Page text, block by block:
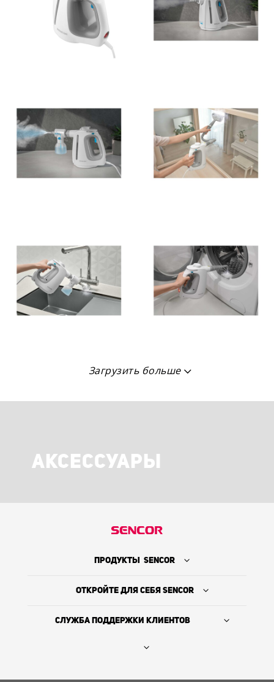
Загрузить больше
АКСЕССУАРЫ
ПРОДУКТЫ SENCOR
ОТКРОЙТЕ ДЛЯ СЕБЯ SENCOR
СЛУЖБА ПОДДЕРЖКИ КЛИЕНТОВ